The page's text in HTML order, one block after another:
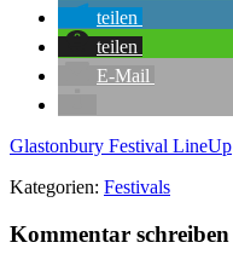
teilen
teilen
E-Mail
Glastonbury Festival LineUp
Kategorien: Festivals
Kommentar schreiben